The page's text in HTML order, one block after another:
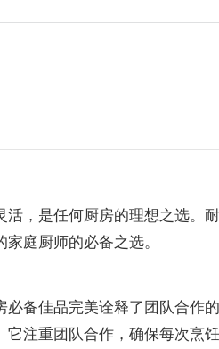
，是任何厨房的理想之选
庭厨师的必备之选。
备佳品完美诠释了团队合
注重团队合作，确保每次